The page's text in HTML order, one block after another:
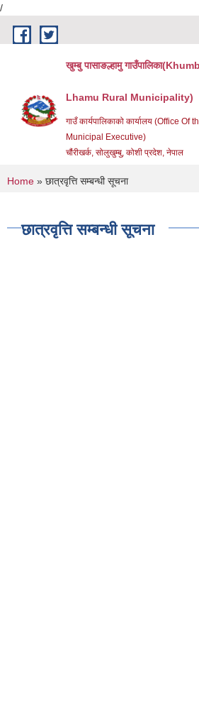
/
Skip to main content
खुम्बु पासाङल्हामु
Lhamu Rural Municipality)
गाउँ कार्यपालिकाको कार्यालय (Office Of
Municipal Executive)
चौंरीखर्क, सोलुखुम्बु, कोशी प्रदेश, नेपाल
You are here
Home » छात्रवृत्ति सम्बन्धी सूचना
छात्रवृत्ति सम्बन्धी सूचना